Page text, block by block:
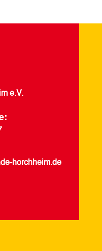
e.V.
horchheim.de